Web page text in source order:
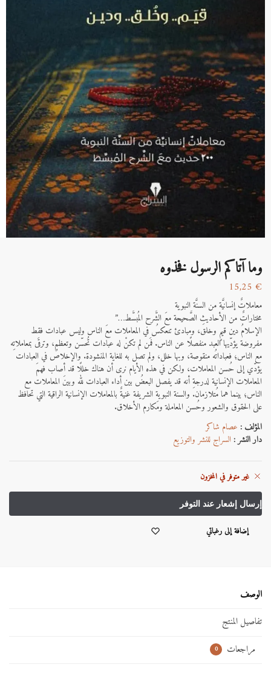
وما آتاكم الرسول فخذوه
15,25 €
معاملاتٌ إنسانيَّة من السنَّة النبوية
مختاراتٌ من الأحاديثِ الصَّحيحة معَ الشَّرح المُبسَّط…”
الإسلامُ دين قيمٍ وخلق، ومبادئ تنعكسُ في المعاملات معَ الناس وليس عبادات فقط
مفروضة يؤدّيها العبد منفصلًا عن الناس. فمَن لم تكنْ له عبادات تُحسّن وتعظم، وترقَى بمعاملاتِه
مع الناس؛ فعباداتُه منقوصة، وبها خلل، ولم تصل به للغاية المنشودة. والإخلاصُ في العبادات
يؤدّي إلى حُسن المعاملات، ولكن في هذه الأيام نرى أن هناك خللًا قد أصاب فهمَ
المعاملات الإنسانية لدرجةِ أنه قد يفصل البعضُ بين أداء العبادات لله وبينَ المعاملات مع
الناس؛ بينما هما مُتلازمان. والسنة النبوية الشريفة غنيةٌ بالمعاملات الإنسانية الراقية التي تحافظ
على الحقوق والشعور وحُسن المعاملة ومَكارم الأخلاق.
المؤلف : عصام شاكر
دار النشر :السراج للنشر والتوزيع
غير متوفر في المخزون
إضافة إلى رغباتي
الوصف
تفاصيل المنتج
مراجعات
0